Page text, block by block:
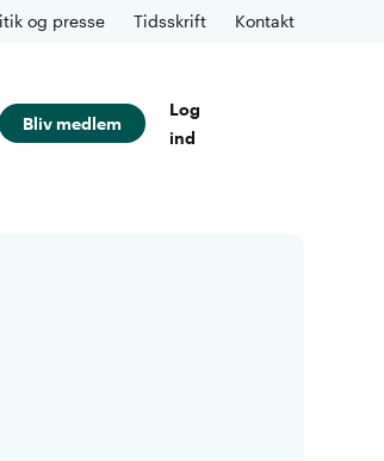
og presse Tidsskrift Kontakt
Bliv medlem
Log
ind